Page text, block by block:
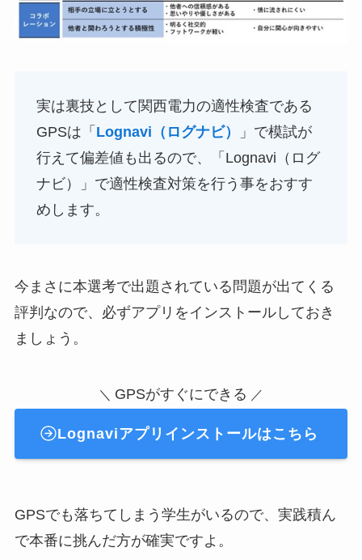
実は裏技として関西電力の適性検査である
GPSは「 Lognavi（ログナビ）
」で模試が
行えて偏差値も出るので、「Lognavi（ログ
ナビ）」で適性検査対策を行う事をおすす
めします。
今まさに本選考で出題されている問題が出てくる
評判なので、必ずアプリをインストールしておき
ましょう。
＼ GPSがすぐにできる ／
Lognaviアプリインストールはこちら
GPSでも落ちてしまう学生がいるので、実践積ん
で本番に挑んだ方が確実ですよ。